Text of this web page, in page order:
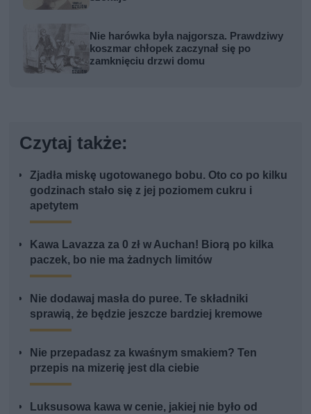
Nie harówka była najgorsza. Prawdziwy
koszmar chłopek zaczynał się po
zamknięciu drzwi domu
Czytaj także:
Zjadła miskę ugotowanego bobu. Oto co po kilku
godzinach stało się z jej poziomem cukru i
apetytem
Kawa Lavazza za 0 zł w Auchan! Biorą po kilka
paczek, bo nie ma żadnych limitów
Nie dodawaj masła do puree. Te składniki
sprawią, że będzie jeszcze bardziej kremowe
Nie przepadasz za kwaśnym smakiem? Ten
przepis na mizerię jest dla ciebie
Luksusowa kawa w cenie, jakiej nie było od